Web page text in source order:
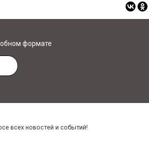
формате
всех новостей и событий!